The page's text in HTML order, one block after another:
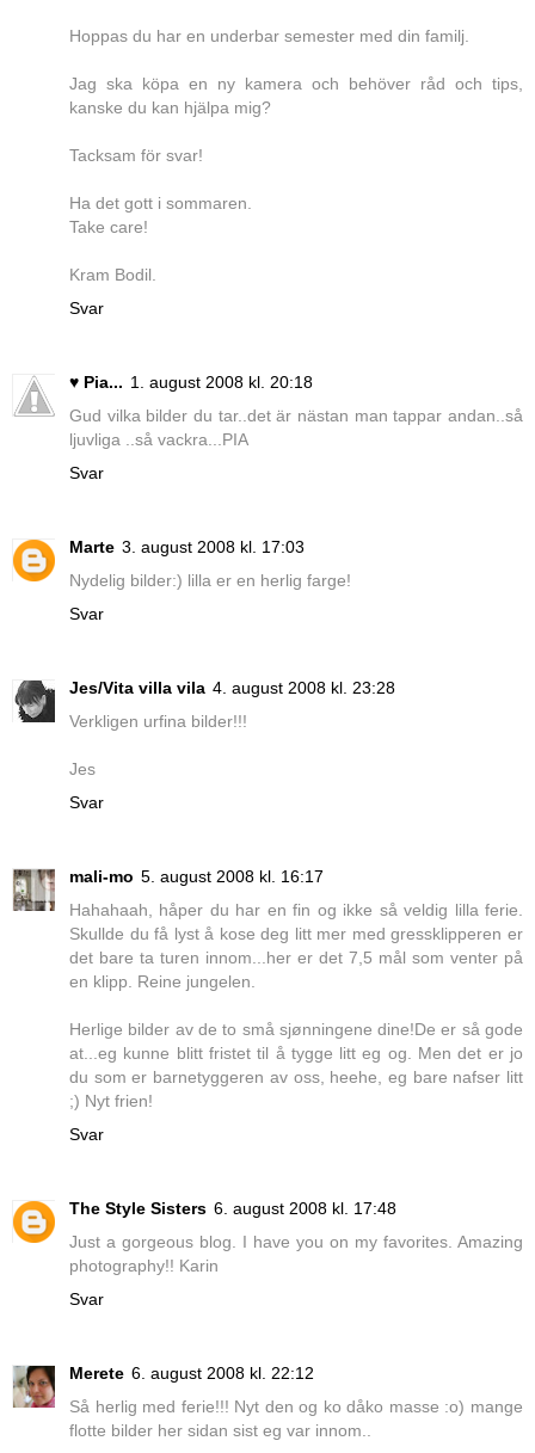
Hoppas du har en underbar semester med din familj.
Jag ska köpa en ny kamera och behöver råd och tips,
kanske du kan hjälpa mig?
Tacksam för svar!
Ha det gott i sommaren.
Take care!
Kram Bodil.
Svar
♥ Pia... 1. august 2008 kl. 20:18
Gud vilka bilder du tar..det är nästan man tappar andan..så
ljuvliga ..så vackra...PIA
Svar
Marte 3. august 2008 kl. 17:03
Nydelig bilder:) lilla er en herlig farge!
Svar
Jes/Vita villa vila 4. august 2008 kl. 23:28
Verkligen urfina bilder!!!
Jes
Svar
mali-mo 5. august 2008 kl. 16:17
Hahahaah, håper du har en fin og ikke så veldig lilla ferie.
Skullde du få lyst å kose deg litt mer med gressklipperen er
det bare ta turen innom...her er det 7,5 mål som venter på
en klipp. Reine jungelen.
Herlige bilder av de to små sjønningene dine!De er så gode
at...eg kunne blitt fristet til å tygge litt eg og. Men det er jo
du som er barnetyggeren av oss, heehe, eg bare nafser litt
;) Nyt frien!
Svar
The Style Sisters 6. august 2008 kl. 17:48
Just a gorgeous blog. I have you on my favorites. Amazing
photography!! Karin
Svar
Merete 6. august 2008 kl. 22:12
Så herlig med ferie!!! Nyt den og ko dåko masse :o) mange
flotte bilder her sidan sist eg var innom..